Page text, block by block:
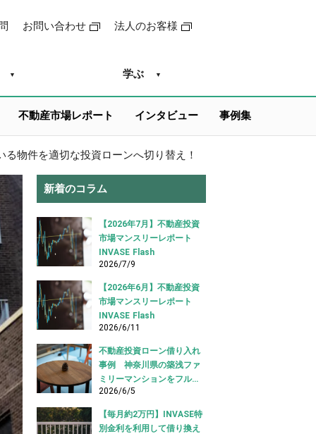
お問い合わせ 法人のお客様
学ぶ
不動産市場レポート インタビュー 事例集
物件を適切な投資ローンへ切り替え！
新着のコラム
【2026年7月】不動産投資
市場マンスリーレポート
INVASE Flash
2026/7/9
【2026年6月】不動産投資
市場マンスリーレポート
INVASE Flash
2026/6/11
不動産投資ローン借り入れ
事例 神奈川県の築浅ファ
ミリーマンションをフルロ
ーンで借り入れ成功【不動
産投資ローン借り入れ事
例】
2026/6/5
【毎月約2万円】INVASE特
別金利を利用して借り換え